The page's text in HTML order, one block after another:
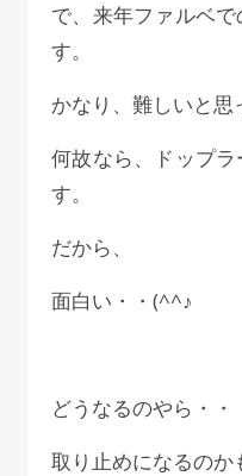
で、来年ファルベ
す。
かなり、難しいと思
何故なら、ドップ
す。
だから、
面白い・・(^^♪
どうなるのやら・・
取り止めになるのか